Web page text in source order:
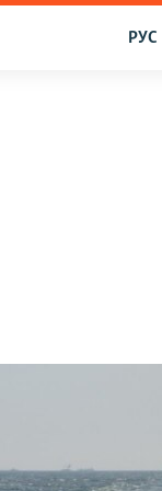
РУС